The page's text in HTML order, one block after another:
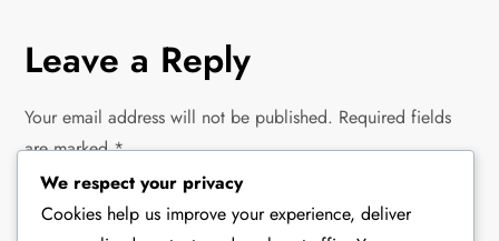
a
v
i
Leave a Reply
Your email address will not be published. Required fields
are marked*
Comment *
We respect your privacy
Cookies help us improve your experience, deliver